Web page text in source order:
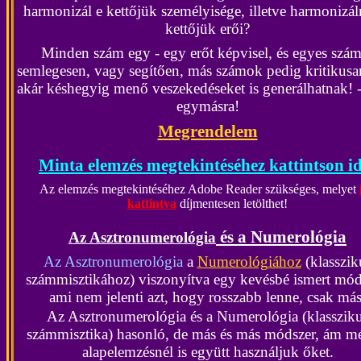
harmonizál e kettőjük személyisége, illetve
kettőjük erői?
Minden szám egy - egy erőt képvisel, és egyes
semlegesen, vagy segítően, más számok pedig
akár késhegyig menő veszekedéseket is generálhatnak!
egymásra!
Megrendelem
Minta elemzés megtekintéséhez kattintson
Az elemzés megtekintéséhez Adobe Reader szükséges, melyet
kattintva díjmentesen letölthet!
Az Asztronumerológia és a Numerológia
Az Asztronumerológia a Numerológiához
számmisztikához) viszonyítva egy kevésbé ismert
ami nem jelenti azt, hogy rosszabb lenne, csak
Az Asztronumerológia és a Numerológia
számmisztika) hasonló, de más és más módszer, ám
alapelemzésnél is együtt használjuk őket.